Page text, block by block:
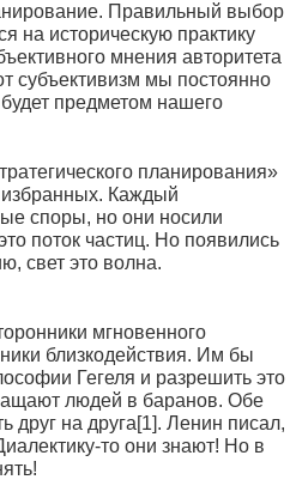
Правильный выбор
на историческую практику
мнения авторитета
субъективизм мы постоянно
предметом нашего
планирования»
избранных. Каждый
споры, но они носили
поток частиц. Но появились
свет это волна.
мгновенного
близкодействия. Им бы
Гегеля и разрешить это
людей в баранов. Обе
друг на друга[1]. Ленин писал,
то они знают! Но в